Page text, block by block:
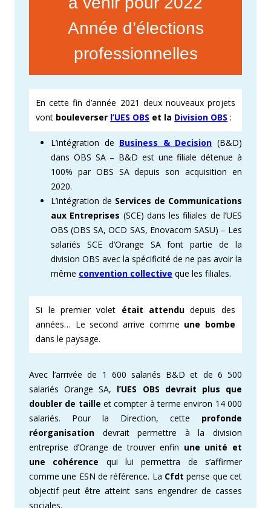
Année d’élections
professionnelles
En cette fin d’année 2021 deux nouveaux projets
vont bouleverser l’UES OBS et la Division OBS :
L’intégration de Business & Decision (B&D)
dans OBS SA – B&D est une filiale détenue à
100% par OBS SA depuis son acquisition en
2020.
L’intégration de Services de Communications
aux Entreprises (SCE) dans les filiales de l’UES
OBS (OBS SA, OCD SAS, Enovacom SASU) – Les
salariés SCE d’Orange SA font partie de la
division OBS avec la spécificité de ne pas avoir la
même convention collective que les filiales.
Si le premier volet était attendu depuis des
années… Le second arrive comme une bombe
dans le paysage.
Avec l’arrivée de 1 600 salariés B&D et de 6 500
salariés Orange SA, l’UES OBS devrait plus que
doubler de taille et compter à terme environ 14 000
salariés. Pour la Direction, cette profonde
réorganisation devrait permettre à la division
entreprise d’Orange de trouver enfin une unité et
une cohérence qui lui permettra de s’affirmer
comme une ESN de référence. La Cfdt pense que cet
objectif peut être atteint sans engendrer de casses
sociales.